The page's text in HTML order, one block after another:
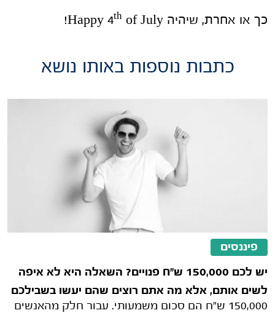
כך או אחרת, שיהיה Happy 4 th of July!
כתבות נוספות באותו נושא
פיננסים
יש לכם 150,000 ש"ח פנויים? השאלה היא לא איפה
לשים אותם, אלא מה אתם רוצים שהם יעשו בשבילכם
150,000 ש"ח הם סכום משמעותי. עבור חלק מהאנשים